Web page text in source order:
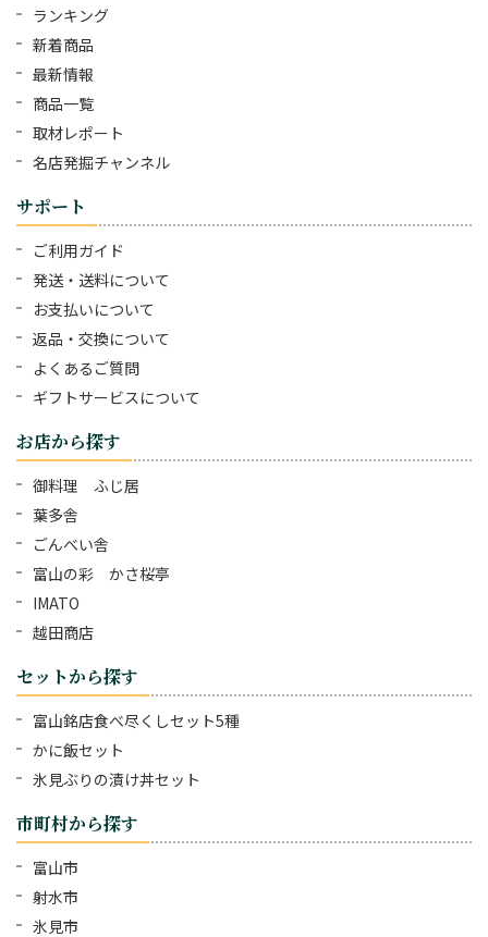
ランキング
新着商品
最新情報
商品一覧
取材レポート
名店発掘チャンネル
サポート
ご利用ガイド
発送・送料について
お支払いについて
返品・交換について
よくあるご質問
ギフトサービスについて
お店から探す
御料理 ふじ居
葉多舎
ごんべい舎
富山の彩 かさ桜亭
IMATO
越田商店
セットから探す
富山銘店食べ尽くしセット5種
かに飯セット
氷見ぶりの漬け丼セット
市町村から探す
富山市
射水市
氷見市